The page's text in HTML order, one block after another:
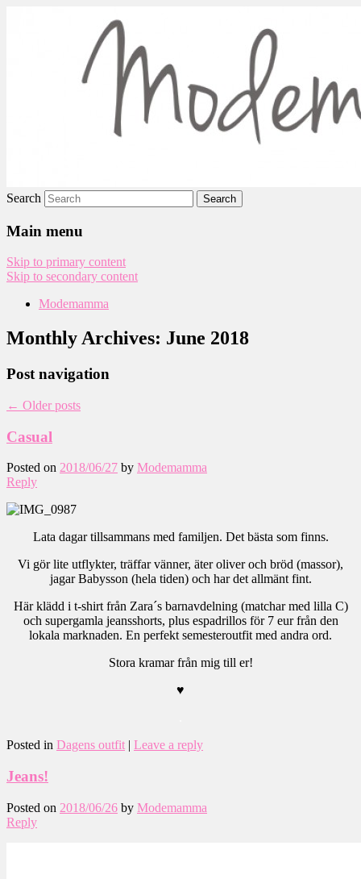
Modemamma
Search
Main menu
Skip to primary content
Skip to secondary content
Modemamma
Monthly Archives: June 2018
Post navigation
← Older posts
Casual
Posted on 2018/06/27 by Modemamma
Reply
Lata dagar tillsammans med familjen. Det bästa som finns.
Vi gör lite utflykter, träffar vänner, äter oliver och bröd (massor),
jagar Babysson (hela tiden) och har det allmänt fint.
Här klädd i t-shirt från Zara´s barnavdelning (matchar med lilla C)
och supergamla jeansshorts, plus espadrillos för 7 eur från den
lokala marknaden. En perfekt semesteroutfit med andra ord.
Stora kramar från mig till er!
♥
Posted in Dagens outfit | Leave a reply
Jeans!
Posted on 2018/06/26 by Modemamma
Reply